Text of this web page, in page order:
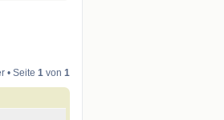
• Seite 1 von 1